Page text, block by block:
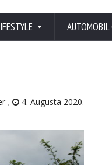
AUTOMOBIL
, 4. Augusta 2020.